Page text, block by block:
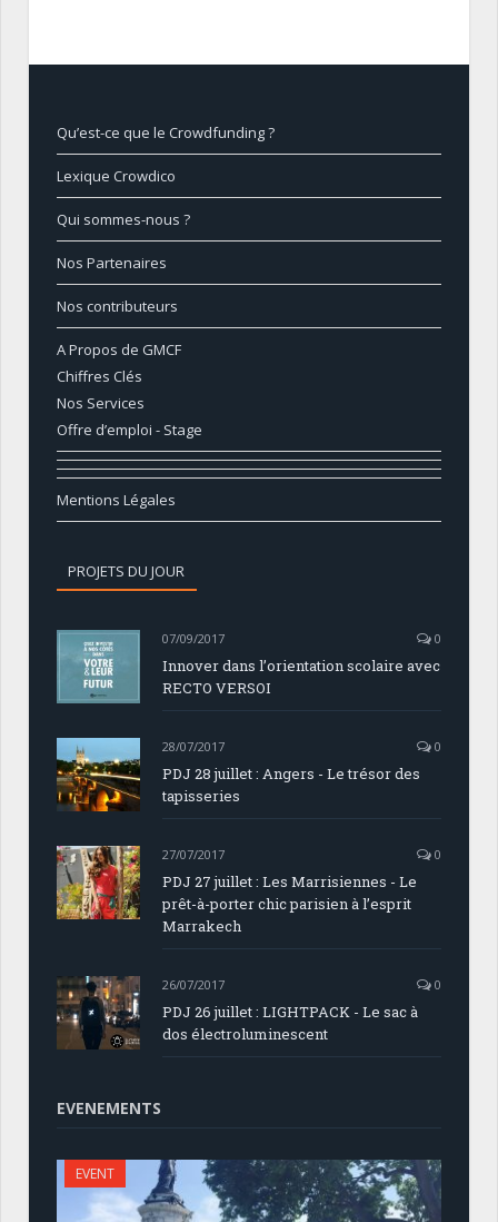
Qu’est-ce que le Crowdfunding ?
Lexique Crowdico
Qui sommes-nous ?
Nos Partenaires
Nos contributeurs
A Propos de GMCF
Chiffres Clés
Nos Services
Offre d’emploi - Stage
Mentions Légales
PROJETS DU JOUR
07/09/2017 0
Innover dans l’orientation scolaire avec
RECTO VERSOI
28/07/2017 0
PDJ 28 juillet : Angers - Le trésor des
tapisseries
27/07/2017 0
PDJ 27 juillet : Les Marrisiennes - Le
prêt-à-porter chic parisien à l’esprit
Marrakech
26/07/2017 0
PDJ 26 juillet : LIGHTPACK - Le sac à
dos électroluminescent
EVENEMENTS
EVENT